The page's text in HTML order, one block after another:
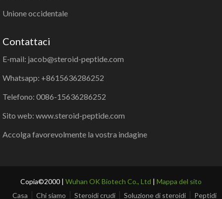
Unione occidentale
Contattaci
E-mail: jacob@steroid-peptide.com
Whatsapp: +8615636286252
Telefono: 0086-15636286252
Sito web: www.steroid-peptide.com
Accolga favorevolmente la vostra indagine
Copia©2000 | Wuhan OK Biotech Co., Ltd | Mappa del sito
Casa
Chi siamo Steroidi crudi Soluzione di steroidi Peptidi